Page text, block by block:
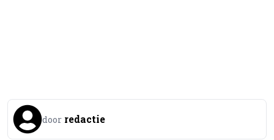
door redactie